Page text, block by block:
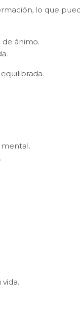
lo que
de ánimo.
mental.